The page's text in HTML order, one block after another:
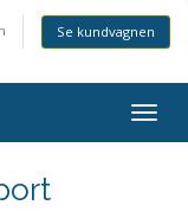
Se kundvagnen